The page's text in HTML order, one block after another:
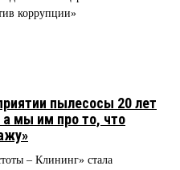
коррупции»
пылесосы 20 лет
а мы им про то, что
– Клининг» стала